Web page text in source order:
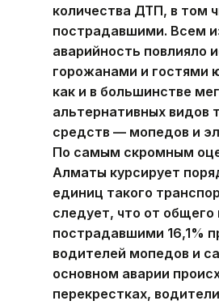
количества ДТП, в том
пострадавшими. Всем
аварийность повлияло
горожанами и гостями
как и в большинстве
альтернативных видов
средств — мопедов и
По самым скромным
Алматы курсирует
единиц такого
следует, что от
пострадавшими 16,1%
водителей мопедов и
основном аварии
перекрестках,